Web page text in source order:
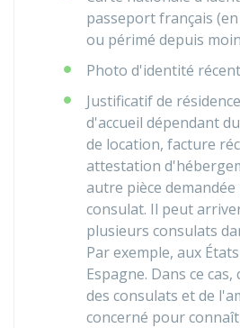
passeport français
ou périmé depuis
Photo d'identité
Justificatif de
d'accueil dépendant
de location, facture
attestation
autre pièce
consulat. Il peut
plusieurs consulats
Par exemple, aux
Espagne. Dans ce
des consulats et de
concerné pour